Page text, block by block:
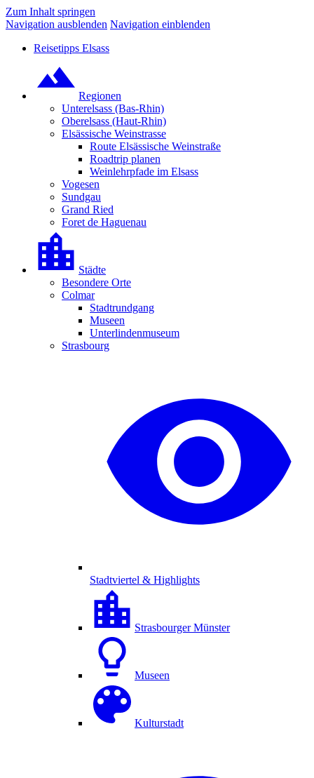
Zum Inhalt springen
Navigation ausblenden Navigation einblenden
Reisetipps Elsass
Regionen
Unterelsass (Bas-Rhin)
Oberelsass (Haut-Rhin)
Elsässische Weinstrasse
Route Elsässische Weinstraße
Roadtrip planen
Weinlehrpfade im Elsass
Vogesen
Sundgau
Grand Ried
Foret de Haguenau
Städte
Besondere Orte
Colmar
Stadtrundgang
Museen
Unterlindenmuseum
Strasbourg
Stadtviertel & Highlights
Strasbourger Münster
Museen
Kulturstadt